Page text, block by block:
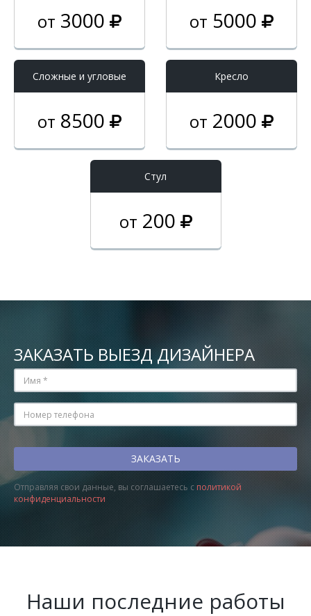
от 3000 от 5000
Cложные и угловые
от 8500
Кресло
от 2000
Стул
от 200
ЗАКАЗАТЬ ВЫЕЗД ДИЗАЙНЕРА
Отправляя свои данные, вы соглашаетесь с политикой
конфиденциальности
Наши последние работы